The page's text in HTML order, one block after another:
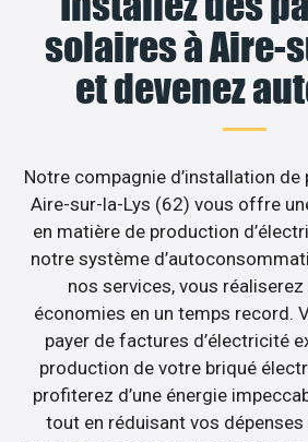
solaires à Aire-
et devenez
Notre compagnie d’installation de
Aire-sur-la-Lys (62) vous offre
en matière de production
notre système
nos services, vous réaliserez
économies en un temps record.
payer de factures d’électricité
production de votre briqué
profiterez d’une énergie
tout en réduisant vos dépenses